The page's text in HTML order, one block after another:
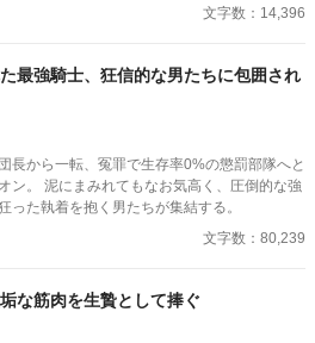
文字数：14,396
最強騎士、狂信的な男たちに包囲され
長から一転、冤罪で生存率0%の懲罰部隊へと
ン。 泥にまみれてもなお気高く、圧倒的な強
った執着を抱く男たちが集結する。
文字数：80,239
な筋肉を生贄として捧ぐ